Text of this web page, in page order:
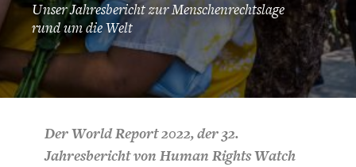
Unser Jahresbericht zur Menschenrechtslage
rund um die Welt
Der World Report 2022, der 32.
Jahresbericht von Human Rights Watch